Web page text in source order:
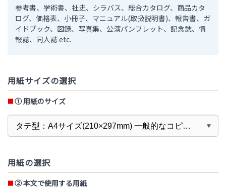
参考書、学術書、社史、シラバス、総合カタログ、商品カタ
ログ、価格表、小冊子、マニュアル(取扱説明書)、報告書、ガ
イドブック、図録、写真集、公演パンフレット、記念誌、情
報誌、同人誌 etc.
用紙サイズの選択
① 用紙のサイズ
用紙の選択
② 本文で使用する用紙